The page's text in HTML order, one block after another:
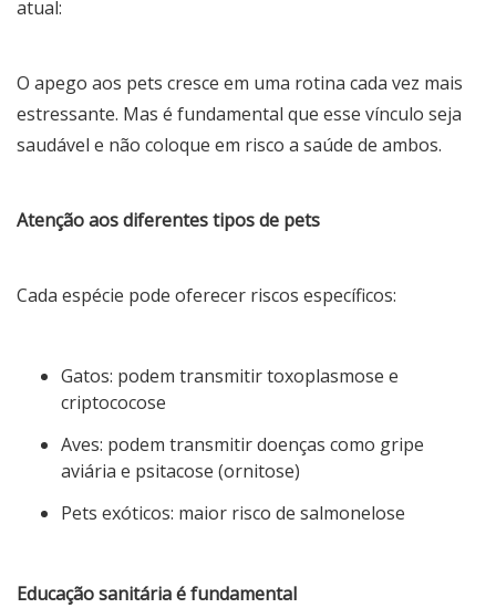
atual:
O apego aos pets cresce em uma rotina cada vez mais
estressante. Mas é fundamental que esse vínculo seja
saudável e não coloque em risco a saúde de ambos.
Atenção aos diferentes tipos de pets
Cada espécie pode oferecer riscos específicos:
Gatos: podem transmitir toxoplasmose e
criptococose
Aves: podem transmitir doenças como gripe
aviária e psitacose (ornitose)
Pets exóticos: maior risco de salmonelose
Educação sanitária é fundamental